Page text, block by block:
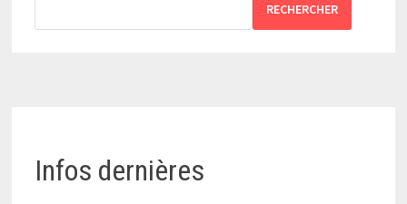
RECHERCHER
Infos dernières